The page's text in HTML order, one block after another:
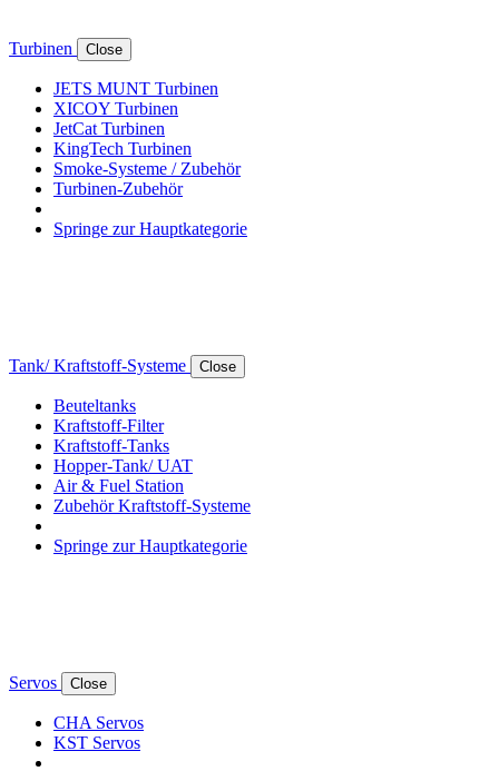
Turbinen Close
JETS MUNT Turbinen
XICOY Turbinen
JetCat Turbinen
KingTech Turbinen
Smoke-Systeme / Zubehör
Turbinen-Zubehör
Springe zur Hauptkategorie
Tank/ Kraftstoff-Systeme Close
Beuteltanks
Kraftstoff-Filter
Kraftstoff-Tanks
Hopper-Tank/ UAT
Air & Fuel Station
Zubehör Kraftstoff-Systeme
Springe zur Hauptkategorie
Servos Close
CHA Servos
KST Servos